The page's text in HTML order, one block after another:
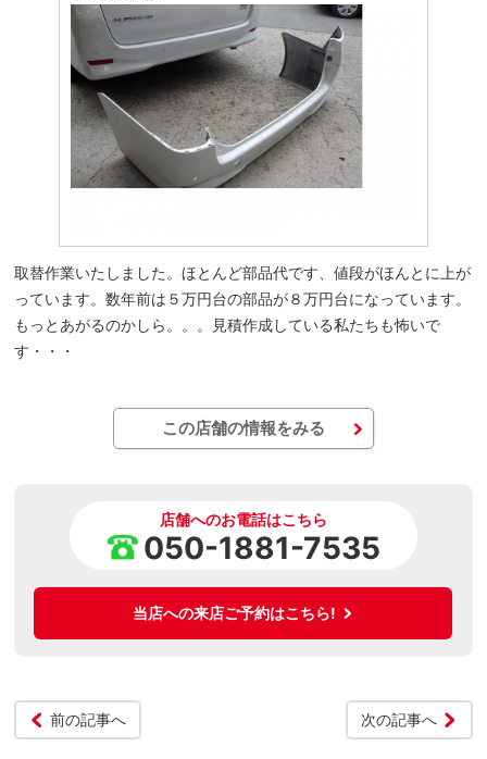
取替作業いたしました。ほとんど部品代です、値段がほんとに上が
っています。数年前は５万円台の部品が８万円台になっています。
もっとあがるのかしら。。。見積作成している私たちも怖いで
す・・・
この店舗の情報をみる
店舗へのお電話はこちら
050-1881-7535
当店への来店ご予約はこちら!
前の記事へ 次の記事へ